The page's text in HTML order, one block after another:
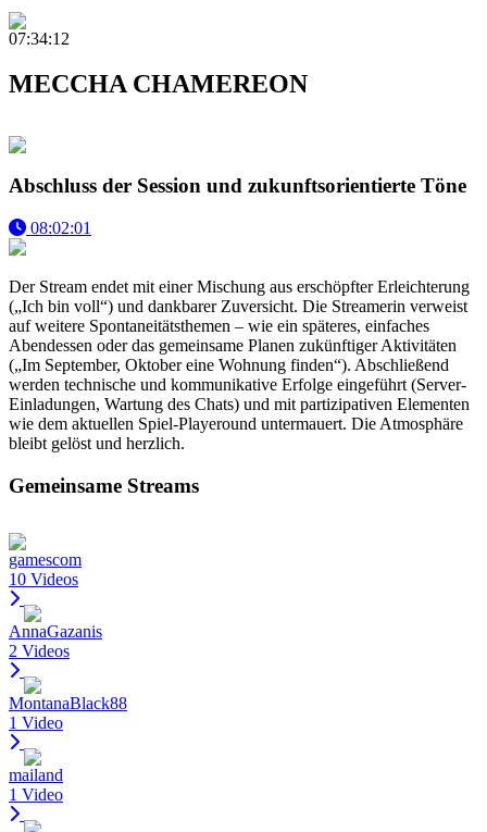
07:34:12
MECCHA CHAMEREON
Abschluss der Session und zukunftsorientierte Töne
08:02:01
Der Stream endet mit einer Mischung aus erschöpfter Erleichterung
(„Ich bin voll“) und dankbarer Zuversicht. Die Streamerin verweist
auf weitere Spontaneitätsthemen – wie ein späteres, einfaches
Abendessen oder das gemeinsame Planen zukünftiger Aktivitäten
(„Im September, Oktober eine Wohnung finden“). Abschließend
werden technische und kommunikative Erfolge eingeführt (Server-
Einladungen, Wartung des Chats) und mit partizipativen Elementen
wie dem aktuellen Spiel-Playeround untermauert. Die Atmosphäre
bleibt gelöst und herzlich.
Gemeinsame Streams
gamescom
10 Videos
AnnaGazanis
2 Videos
MontanaBlack88
1 Video
mailand
1 Video